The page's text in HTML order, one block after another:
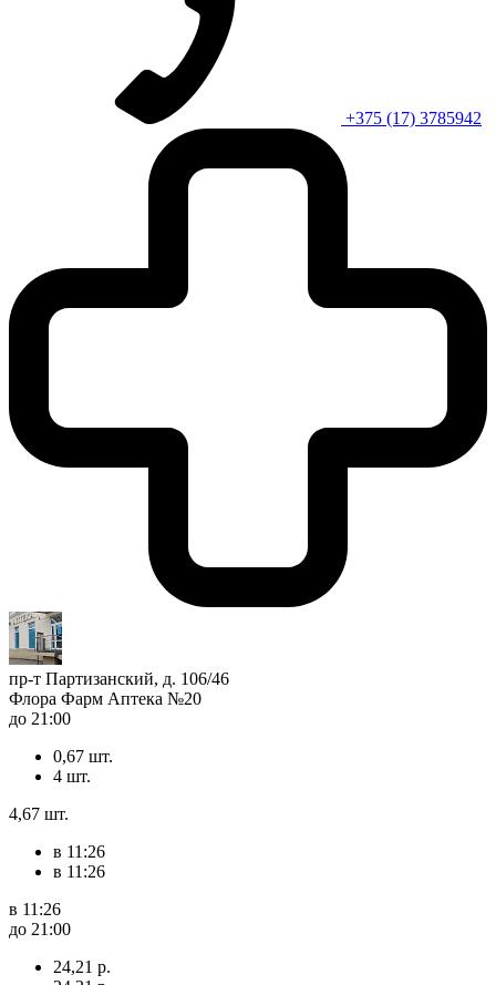
+375 (17) 3785942
пр-т Партизанский, д. 106/46
Флора Фарм Аптека №20
до 21:00
0,67 шт.
4 шт.
4,67 шт.
в 11:26
в 11:26
в 11:26
до 21:00
24,21 р.